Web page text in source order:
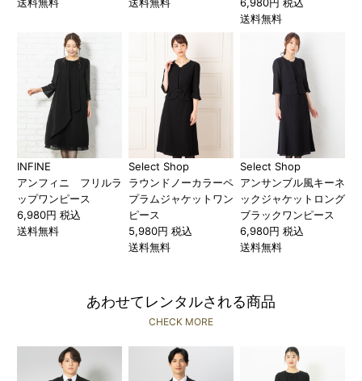
送料無料
INFINE
アンフィニ フリルラ
ップワンピース
6,980円 税込
送料無料
Select Shop
ラウンドノーカラーペ
プラムジャケットワン
ピース
5,980円 税込
送料無料
Select Shop
アンサンブル風キーネ
ックジャケットロング
ブラックワンピース
6,980円 税込
送料無料
あわせてレンタルされる商品
CHECK MORE